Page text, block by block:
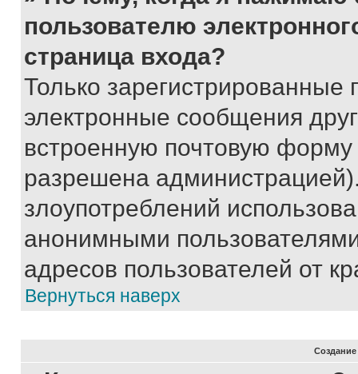
пользователю
страница входа?
Только зарегистрированные
электронные сообщения
встроенную почтовую
разрешена
злоупотреблений
анонимными
адресов пользователей от
Вернуться наверх